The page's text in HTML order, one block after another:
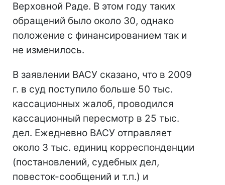
Верховной Раде. В этом году таких
обращений было около 30, однако
положение с финансированием так и
не изменилось.
В заявлении ВАСУ сказано, что в 2009
г. в суд поступило больше 50 тыс.
кассационных жалоб, проводился
кассационный пересмотр в 25 тыс.
дел. Ежедневно ВАСУ отправляет
около 3 тыс. единиц корреспонденции
(постановлений, судебных дел,
повесток-сообщений и т.п.) и